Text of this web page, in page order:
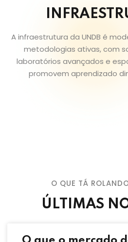
A infraestrutura da UNDB é
metodologias ativas, com
laboratórios avançados e
promovem aprendizado
O QUE TÁ
ÚLTIMAS